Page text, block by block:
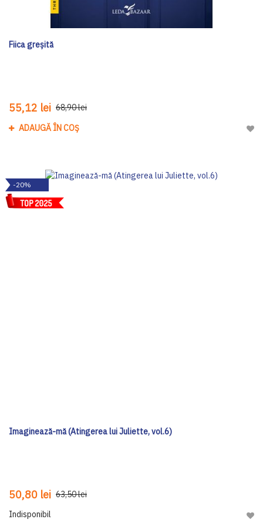
Fiica greșită
55,12 lei 68,90 lei
ADAUGĂ ÎN COȘ
-20%
Imaginează-mă (Atingerea lui Juliette, vol.6)
50,80 lei 63,50 lei
Indisponibil